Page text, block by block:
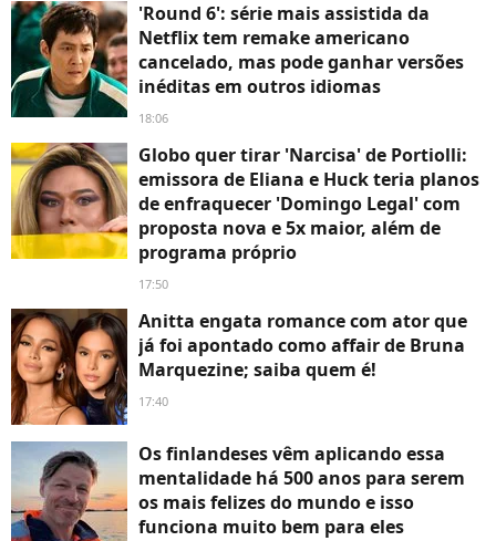
'Round 6': série mais assistida da
Netflix tem remake americano
cancelado, mas pode ganhar versões
inéditas em outros idiomas
18:06
Globo quer tirar 'Narcisa' de Portiolli:
emissora de Eliana e Huck teria planos
de enfraquecer 'Domingo Legal' com
proposta nova e 5x maior, além de
programa próprio
17:50
Anitta engata romance com ator que
já foi apontado como affair de Bruna
Marquezine; saiba quem é!
17:40
Os finlandeses vêm aplicando essa
mentalidade há 500 anos para serem
os mais felizes do mundo e isso
funciona muito bem para eles